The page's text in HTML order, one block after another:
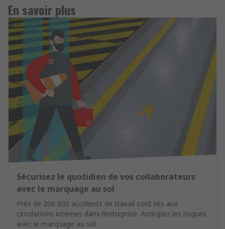
En savoir plus
Sécurisez le quotidien de vos collaborateurs
avec le marquage au sol
Près de 200 000 accidents de travail sont liés aux
circulations internes dans l’entreprise. Anticipez les risques
avec le marquage au sol.